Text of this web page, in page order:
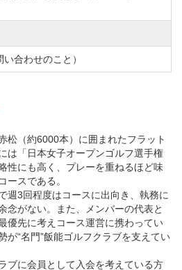
合わせのこと）
松（約6000本）に囲まれたフラット
は「日本女子オープンゴルフ選手権
性にも高く、プレーを重ねるほど味
ースである。
週3回程度はコースに出向き、執務に
念がない。また、メンバーの代表と
優先に考えコース運営に携わってい
が“名門”飯能ゴルフクラブを支えてい
ブに会員として入会を考えている方